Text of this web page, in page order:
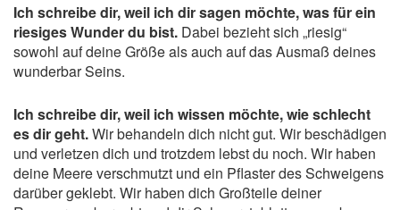
Ich schreibe dir, weil ich dir sagen möchte, was für ein
riesiges Wunder du bist. Dabei bezieht sich „riesig“
sowohl auf deine Größe als auch auf das Ausmaß deines
wunderbar Seins.
Ich schreibe dir, weil ich wissen möchte, wie schlecht
es dir geht.Wir behandeln dich nicht gut. Wir beschädigen
und verletzen dich und trotzdem lebst du noch. Wir haben
deine Meere verschmutzt und ein Pflaster des Schweigens
darüber geklebt. Wir haben dich Großteile deiner